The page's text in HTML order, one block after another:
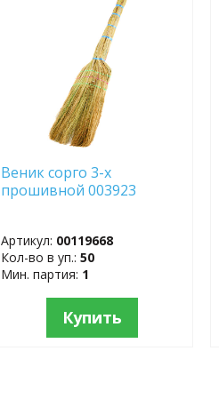
Веник сорго 3-х
прошивной 003923
Артикул: 00119668
Кол-во в уп.:50
Мин. партия: 1
Купить